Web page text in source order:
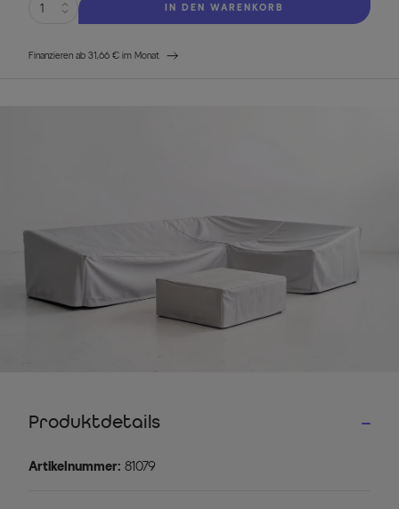
IN DEN WARENKORB
Finanzieren ab 31,66 € im Monat
Produktdetails
Artikelnummer: 81079